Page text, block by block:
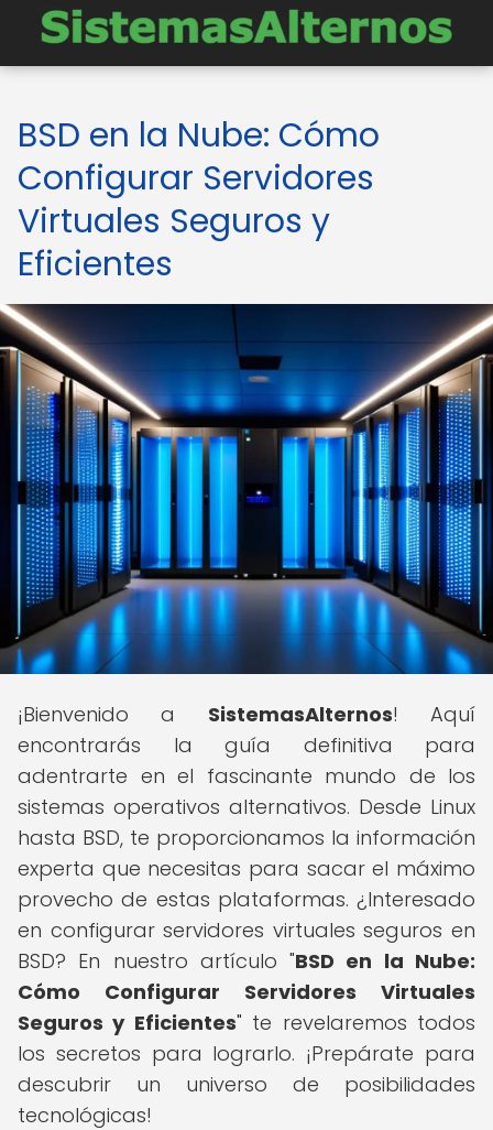
BSD en la Nube: Cómo
Configurar Servidores
Virtuales Seguros y
Eficientes
¡Bienvenido a SistemasAlternos! Aquí
encontrarás la guía definitiva para
adentrarte en el fascinante mundo de los
sistemas operativos alternativos. Desde Linux
hasta BSD, te proporcionamos la información
experta que necesitas para sacar el máximo
provecho de estas plataformas. ¿Interesado
en configurar servidores virtuales seguros en
BSD? En nuestro artículo "BSD en la Nube:
Cómo Configurar Servidores Virtuales
Seguros y Eficientes" te revelaremos todos
los secretos para lograrlo. ¡Prepárate para
descubrir un universo de posibilidades
tecnológicas!